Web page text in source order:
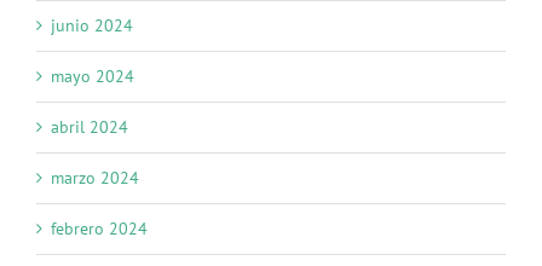
junio 2024
mayo 2024
abril 2024
marzo 2024
febrero 2024